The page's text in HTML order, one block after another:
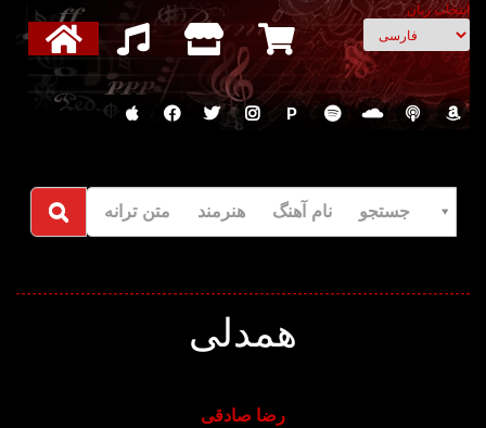
انتخاب زبان
P
جستجو نام آهنگ هنرمند متن ترانه
همدلی
رضا صادقی